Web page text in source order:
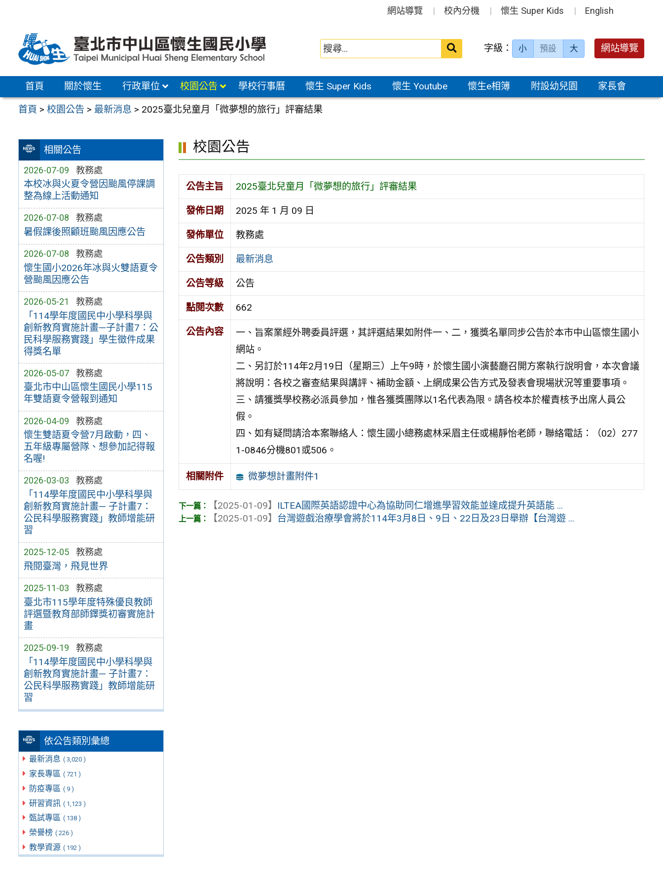
區
網站導覽 校內分機 懷生 Super Kids English
送出 字級： 小 預設 大 網站導覽
首頁 關於懷生 行政單位 校園公告 學校行事曆 懷生 Super Kids 懷生 Youtube 懷生e相簿 附設幼兒園 家長會
首頁 >校園公告 > 最新消息 > 2025臺北兒童月「微夢想的旅行」評審結果
相關公告
2026-07-09 教務處
本校冰與火夏令營因颱風停課調
整為線上活動通知
2026-07-08 教務處
暑假課後照顧班颱風因應公告
2026-07-08 教務處
懷生國小2026年冰與火雙語夏令
營颱風因應公告
2026-05-21 教務處
「114學年度國民中小學科學與
創新教育實施計畫—子計畫7：公
民科學服務實踐」學生徵件成果
得獎名單
2026-05-07 教務處
臺北市中山區懷生國民小學115
年雙語夏令營報到通知
2026-04-09 教務處
懷生雙語夏令營7月啟動，四、
五年級專屬營隊、想參加記得報
名喔!
2026-03-03 教務處
「114學年度國民中小學科學與
創新教育實施計畫— 子計畫7：
公民科學服務實踐」教師增能研
習
2025-12-05 教務處
飛閱臺灣，飛見世界
2025-11-03 教務處
臺北市115學年度特殊優良教師
評選暨教育部師鐸獎初審實施計
畫
2025-09-19 教務處
「114學年度國民中小學科學與
創新教育實施計畫— 子計畫7：
公民科學服務實踐」教師增能研
習
依公告類別彙總
最新消息 ( 3,020 )
家長專區 ( 721 )
防疫專區 ( 9 )
研習資訊 ( 1,123 )
甄試專區 ( 138 )
榮譽榜 ( 226 )
教學資源 ( 192 )
校園公告
公告主旨 2025臺北兒童月「微夢想的旅行」評審結果
發佈日期 2025 年 1 月 09 日
發佈單位 教務處
公告類別 最新消息
公告等級 公告
點閱次數 662
公告內容
一、旨案業經外聘委員評選，其評選結果如附件一、二，獲獎名單同步公告於本市中山區懷生國小
網站。
二、另訂於114年2月19日（星期三）上午9時，於懷生國小演藝廳召開方案執行說明會，本次會議
將說明：各校之審查結果與講評、補助金額、上網成果公告方式及發表會現場狀況等重要事項。
三、請獲獎學校務必派員參加，惟各獲獎團隊以1名代表為限。請各校本於權責核予出席人員公
假。
四、如有疑問請洽本案聯絡人：懷生國小總務處林采眉主任或楊靜怡老師，聯絡電話：（02）277
1-0846分機801或506。
相關附件 微夢想計畫附件1
【2025-01-09】 ILTEA國際英語認證中心為協助同仁增進學習效能並達成提升英語能 ...
【2025-01-09】 台灣遊戲治療學會將於114年3月8日、9日、22日及23日舉辦【台灣遊 ...